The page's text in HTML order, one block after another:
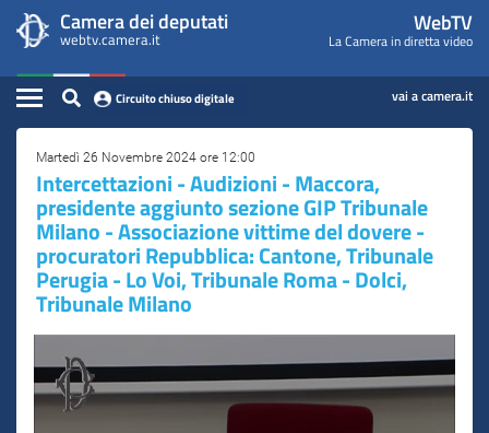
contenuto
principale
WebTV
Camera
dei
Deputati
menu
di
navigazione
Camera dei deputati
webtv.camera.it
WebTV
La Camera in diretta video
Home
Assemblea
Presidente
Commissioni
Eventi
Conferenze Stampa
Cerca
Circuito chiuso digitale vai a camera.it
Contenuto
Martedì 26 Novembre 2024 ore 12:00
Intercettazioni - Audizioni - Maccora,
presidente aggiunto sezione GIP Tribunale
Milano - Associazione vittime del dovere -
procuratori Repubblica: Cantone, Tribunale
Perugia - Lo Voi, Tribunale Roma - Dolci,
Tribunale Milano